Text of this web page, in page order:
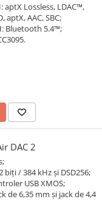
aptX Lossless, LDAC™,
aptX, AAC, SBC;
Bluetooth 5.4™;
DAC 2
/ 384 kHz și DSD256;
USB XMOS;
de 6,35 mm și jack de 4,4